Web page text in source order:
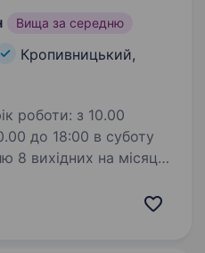
Вища за середню
Кропивницький,
Запрошуємо…